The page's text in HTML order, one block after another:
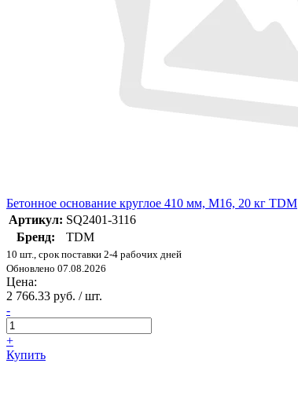
Бетонное основание круглое 410 мм, М16, 20 кг TDM
Артикул: SQ2401-3116
Бренд:
TDM
10 шт., срок поставки 2-4 рабочих дней
Обновлено 07.08.2026
Цена:
2 766.33 руб. / шт.
-
+
Купить